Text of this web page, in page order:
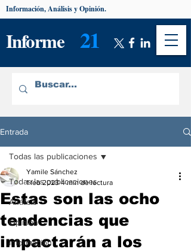
Informe 21
Información, Análisis y Opinión.
Entrada
Todas las publicaciones
Análisis
Opinión
Información
Todas las publicaciones
Estas son las ocho
tendencias que
impactarán a los
Yamile Sánchez
1 feb 2023 4 min de lectura